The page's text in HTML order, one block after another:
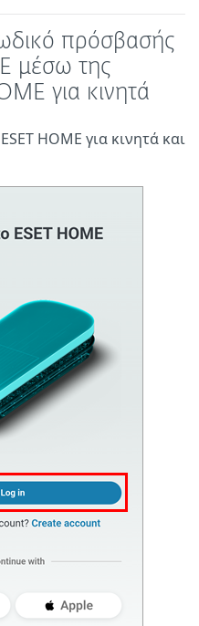
πρόσβασής
μέσω της
για κινητά
HOME για κινητά και